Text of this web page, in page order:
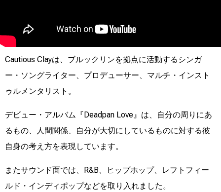
Cautious Clayは、ブルックリンを拠点に活動するシンガ
ー・ソングライター、プロデューサー、マルチ・インスト
ゥルメンタリスト。
デビュー・アルバム『Deadpan Love』は、自分の周りにあ
るもの、人間関係、自分が大切にしているものに対する彼
自身の考え方を表現しています。
またサウンド面では、R&B、ヒップホップ、レフトフィー
ルド・インディポップなどを取り入れました。